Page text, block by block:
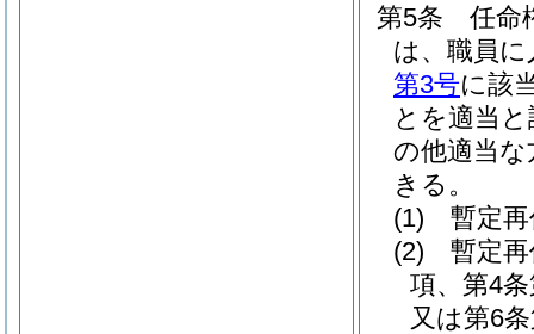
第5条
任命
は、職員
第3号に該
とを適当
の他適当
きる。
(1)
暫定
(2)
暫定
項、第4
又は第6